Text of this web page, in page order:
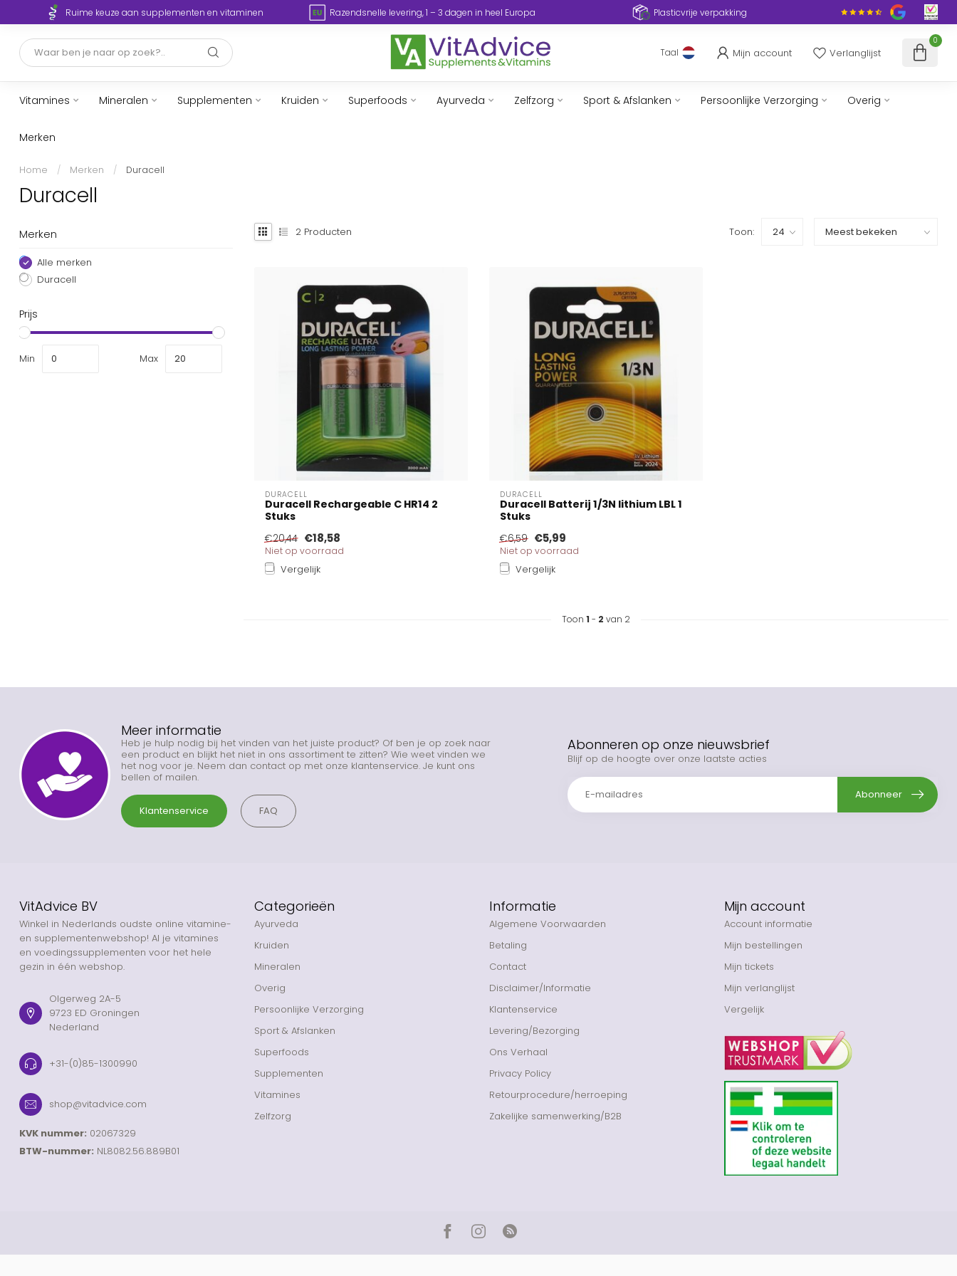
Ruime keuze aan supplementen en vitaminen Razendsnelle levering, 1 – 3 dagen in heel Europa Plasticvrije verpakking
Taal Mijn account Verlanglijst
0
Vitamines Mineralen Supplementen Kruiden Superfoods Ayurveda Zelfzorg Sport & Afslanken Persoonlijke Verzorging Overig
Merken
Home / Merken / Duracell
Duracell
Merken
Alle merken
Duracell
Prijs
Min Max
2 Producten Toon:
DURACELL
Duracell Rechargeable C HR14 2
Stuks
€20,44 €18,58
Niet op voorraad
Vergelijk
DURACELL
Duracell Batterij 1/3N lithium LBL 1
Stuks
€6,59 €5,99
Niet op voorraad
Vergelijk
Toon 1 - 2 van 2
Meer informatie
Heb je hulp nodig bij het vinden van het juiste product? Of ben je op zoek naar
een product en blijkt het niet in ons assortiment te zitten? Wie weet vinden we
het nog voor je. Neem dan contact op met onze klantenservice. Je kunt ons
bellen of mailen.
Klantenservice FAQ
Abonneren op onze nieuwsbrief
Blijf op de hoogte over onze laatste acties
Abonneer
VitAdvice BV
Winkel in Nederlands oudste online vitamine-
en supplementenwebshop! Al je vitamines
en voedingssupplementen voor het hele
gezin in één webshop.
Olgerweg 2A-5
9723 ED Groningen
Nederland
+31-(0)85-1300990
shop@vitadvice.com
KVK nummer: 02067329
BTW-nummer: NL8082.56.889B01
Categorieën
Ayurveda
Kruiden
Mineralen
Overig
Persoonlijke Verzorging
Sport & Afslanken
Superfoods
Supplementen
Vitamines
Zelfzorg
Informatie
Algemene Voorwaarden
Betaling
Contact
Disclaimer/Informatie
Klantenservice
Levering/Bezorging
Ons Verhaal
Privacy Policy
Retourprocedure/herroeping
Zakelijke samenwerking/B2B
Mijn account
Account informatie
Mijn bestellingen
Mijn tickets
Mijn verlanglijst
Vergelijk